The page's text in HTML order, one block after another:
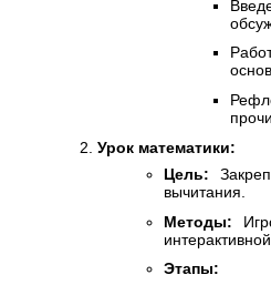
Урок математики:
Цель:
вычитания.
Методы:
Этапы: